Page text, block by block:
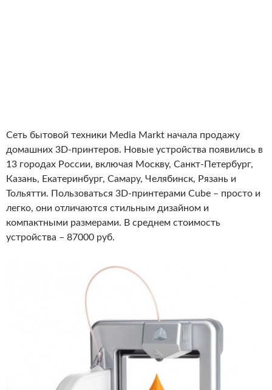
Сеть бытовой техники Media Markt начала продажу
домашних 3D-принтеров. Новые устройства появились в
13 городах России, включая Москву, Санкт-Петербург,
Казань, Екатеринбург, Самару, Челябинск, Рязань и
Тольятти. Пользоваться 3D-принтерами Cube – просто и
легко, они отличаются стильным дизайном и
компактными размерами. В среднем стоимость
устройства – 87000 руб.